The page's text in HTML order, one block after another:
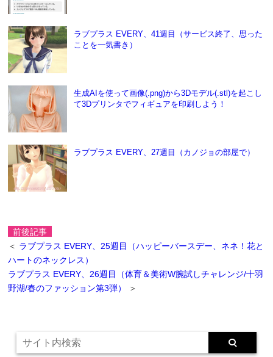
ラブプラス EVERY、41週目（サービス終了、思った
ことを一気書き）
生成AIを使って画像(.png)から3Dモデル(.stl)を起こし
て3Dプリンタでフィギュアを印刷しよう！
ラブプラス EVERY、27週目（カノジョの部屋で）
前後記事
＜ ラブプラス EVERY、25週目（ハッピーバースデー、ネネ！花と
ハートのネックレス）
ラブプラス EVERY、26週目（体育＆美術W腕試しチャレンジ/十羽
野湖/春のファッション第3弾）
＞